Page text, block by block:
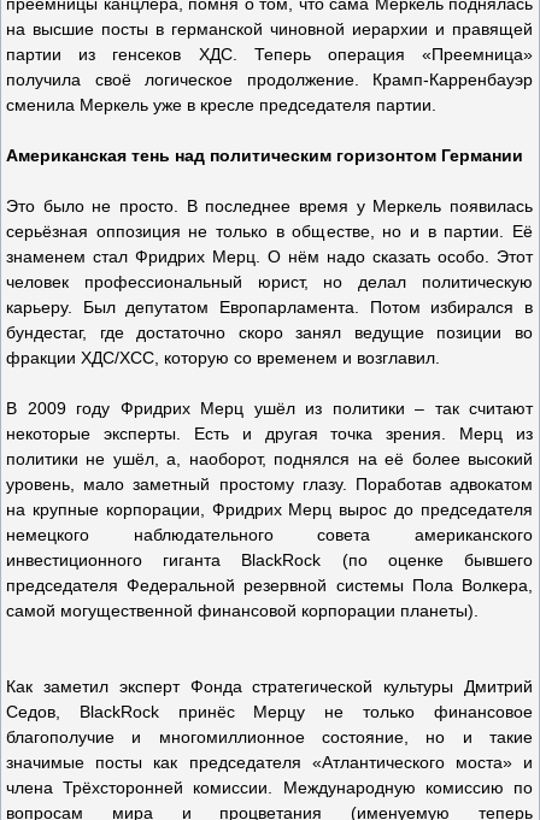
на высшие посты в германской чиновной иерархии и правящей
партии из генсеков ХДС. Теперь операция «Преемница»
получила своё логическое продолжение. Крамп-Карренбауэр
сменила Меркель уже в кресле председателя партии.
Американская тень над политическим горизонтом Германии
Это было не просто. В последнее время у Меркель появилась
серьёзная оппозиция не только в обществе, но и в партии. Её
знаменем стал Фридрих Мерц. О нём надо сказать особо. Этот
человек профессиональный юрист, но делал политическую
карьеру. Был депутатом Европарламента. Потом избирался в
бундестаг, где достаточно скоро занял ведущие позиции во
фракции ХДС/ХСС, которую со временем и возглавил.
В 2009 году Фридрих Мерц ушёл из политики – так считают
некоторые эксперты. Есть и другая точка зрения. Мерц из
политики не ушёл, а, наоборот, поднялся на её более высокий
уровень, мало заметный простому глазу. Поработав адвокатом
на крупные корпорации, Фридрих Мерц вырос до председателя
немецкого наблюдательного совета американского
инвестиционного гиганта BlackRock (по оценке бывшего
председателя Федеральной резервной системы Пола Волкера,
самой могущественной финансовой корпорации планеты).
Как заметил эксперт Фонда стратегической культуры Дмитрий
Седов, BlackRock принёс Мерцу не только финансовое
благополучие и многомиллионное состояние, но и такие
значимые посты как председателя «Атлантического моста» и
члена Трёхсторонней комиссии. Международную комиссию по
вопросам мира и процветания (именуемую теперь